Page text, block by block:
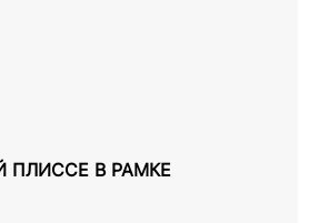
ПЛИССЕ В РАМКЕ